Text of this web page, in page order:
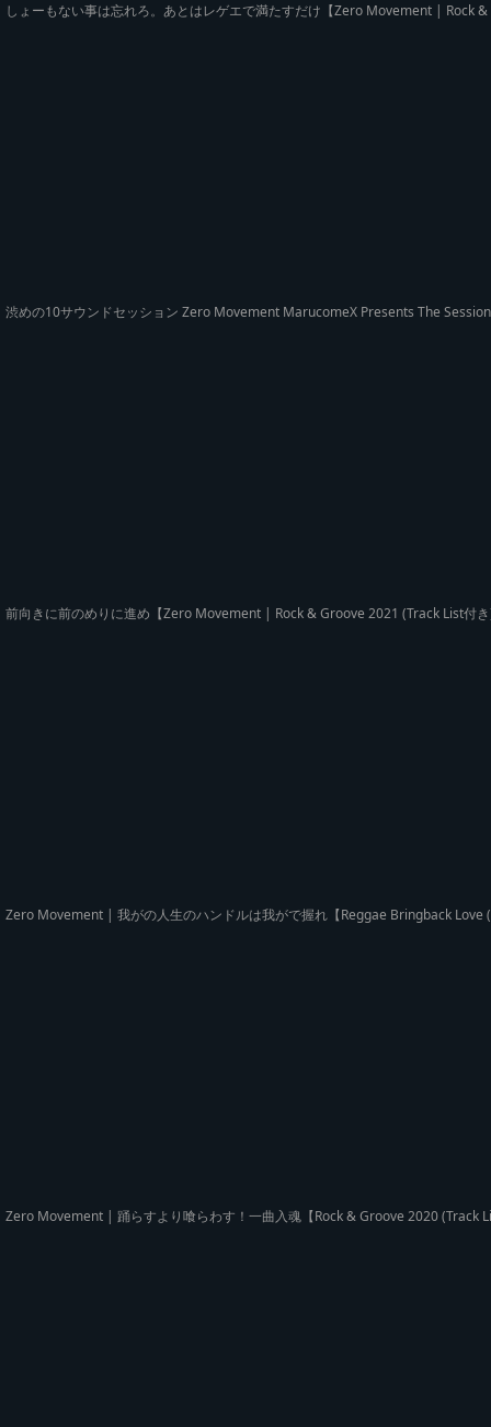
しょーもない事は忘れろ。あとはレゲエで満たすだけ【Zero Movement | Rock
渋めの10サウンドセッション Zero Movement MarucomeX Presents The
前向きに前のめりに進め【Zero Movement | Rock & Groove 2021 (Track List付
Zero Movement | 我がの人生のハンドルは我がで握れ【Reggae Bringback Love
Zero Movement | 踊らすより喰らわす！一曲入魂【Rock & Groove 2020 (Track